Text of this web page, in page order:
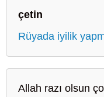
çetin
Rüyada iyilik
Allah razı olsun